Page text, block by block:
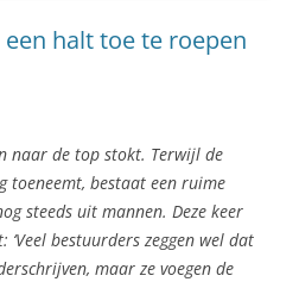
halt toe te roepen
naar de top stokt. Terwijl de
toeneemt, bestaat een ruime
steeds uit mannen. Deze keer
bestuurders zeggen wel dat
maar ze voegen de